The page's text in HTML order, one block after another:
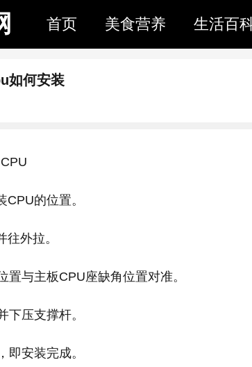
首页 美食营养 生活百
如何安装
的位置。
外拉。
置与主板CPU座缺角位置对准。
下压支撑杆。
即安装完成。